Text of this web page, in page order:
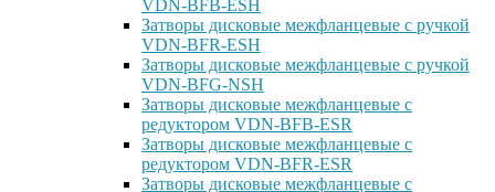
VDN-BFB-ESH
Затворы дисковые межфланцевые с ручкой
VDN-BFR-ESH
Затворы дисковые межфланцевые с ручкой
VDN-BFG-NSH
Затворы дисковые межфланцевые с
редуктором VDN-BFB-ESR
Затворы дисковые межфланцевые с
редуктором VDN-BFR-ESR
Затворы дисковые межфланцевые с